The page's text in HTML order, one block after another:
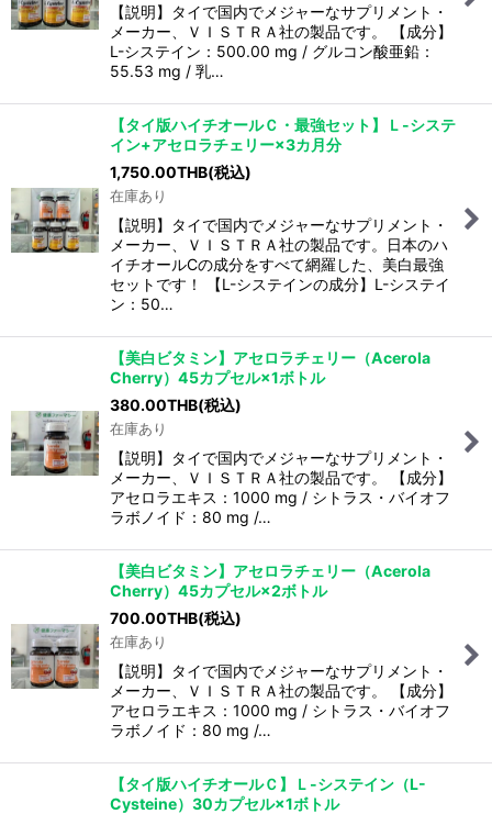
【説明】タイで国内でメジャーなサプリメント・
メーカー、ＶＩＳＴＲＡ社の製品です。 【成分】
L-システイン：500.00 mg / グルコン酸亜鉛：
55.53 mg / 乳…
【タイ版ハイチオールＣ・最強セット】Ｌ-システ
イン+アセロラチェリー×3カ月分
1,750.00THB(税込)
在庫あり
【説明】タイで国内でメジャーなサプリメント・
メーカー、ＶＩＳＴＲＡ社の製品です。日本のハ
イチオールCの成分をすべて網羅した、美白最強
セットです！ 【L-システインの成分】L-システイ
ン：50…
【美白ビタミン】アセロラチェリー（Acerola
Cherry）45カプセル×1ボトル
380.00THB(税込)
在庫あり
【説明】タイで国内でメジャーなサプリメント・
メーカー、ＶＩＳＴＲＡ社の製品です。 【成分】
アセロラエキス：1000 mg / シトラス・バイオフ
ラボノイド：80 mg /…
【美白ビタミン】アセロラチェリー（Acerola
Cherry）45カプセル×2ボトル
700.00THB(税込)
在庫あり
【説明】タイで国内でメジャーなサプリメント・
メーカー、ＶＩＳＴＲＡ社の製品です。 【成分】
アセロラエキス：1000 mg / シトラス・バイオフ
ラボノイド：80 mg /…
【タイ版ハイチオールＣ】Ｌ-システイン（L-
Cysteine）30カプセル×1ボトル